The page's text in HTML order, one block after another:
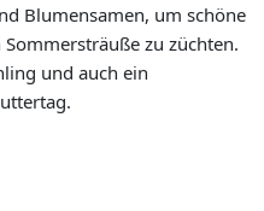
Blumensamen, um schöne
zu züchten.
und auch ein